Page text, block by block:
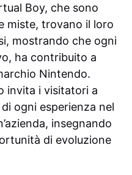
Boy, che sono
miste, trovano il loro
mostrando che ogni
ha contribuito a
Nintendo.
invita i visitatori a
ogni esperienza nel
insegnando
di evoluzione